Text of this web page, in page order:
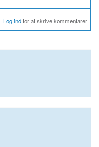
Log indfor at skrive kommentarer